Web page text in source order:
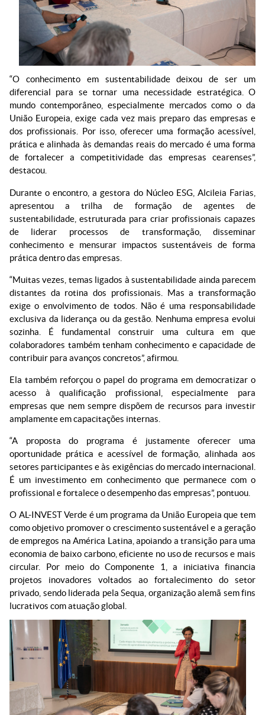
“O conhecimento em sustentabilidade deixou de ser um
diferencial para se tornar uma necessidade estratégica. O
mundo contemporâneo, especialmente mercados como o da
União Europeia, exige cada vez mais preparo das empresas e
dos profissionais. Por isso, oferecer uma formação acessível,
prática e alinhada às demandas reais do mercado é uma forma
de fortalecer a competitividade das empresas cearenses”,
destacou.
Durante o encontro, a gestora do Núcleo ESG, Alcileia Farias,
apresentou a trilha de formação de agentes de
sustentabilidade, estruturada para criar profissionais capazes
de liderar processos de transformação, disseminar
conhecimento e mensurar impactos sustentáveis de forma
prática dentro das empresas.
“Muitas vezes, temas ligados à sustentabilidade ainda parecem
distantes da rotina dos profissionais. Mas a transformação
exige o envolvimento de todos. Não é uma responsabilidade
exclusiva da liderança ou da gestão. Nenhuma empresa evolui
sozinha. É fundamental construir uma cultura em que
colaboradores também tenham conhecimento e capacidade de
contribuir para avanços concretos”, afirmou.
Ela também reforçou o papel do programa em democratizar o
acesso à qualificação profissional, especialmente para
empresas que nem sempre dispõem de recursos para investir
amplamente em capacitações internas.
“A proposta do programa é justamente oferecer uma
oportunidade prática e acessível de formação, alinhada aos
setores participantes e às exigências do mercado internacional.
É um investimento em conhecimento que permanece com o
profissional e fortalece o desempenho das empresas”, pontuou.
O AL-INVEST Verde é um programa da União Europeia que tem
como objetivo promover o crescimento sustentável e a geração
de empregos na América Latina, apoiando a transição para uma
economia de baixo carbono, eficiente no uso de recursos e mais
circular. Por meio do Componente 1, a iniciativa financia
projetos inovadores voltados ao fortalecimento do setor
privado, sendo liderada pela Sequa, organização alemã sem fins
lucrativos com atuação global.